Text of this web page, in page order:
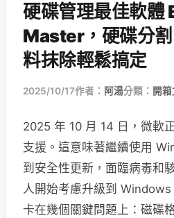
硬碟管理最佳軟
Master，硬碟分
料抹除輕鬆搞定
2025/10/17作者： 阿湯分類： 開箱
2025 年 10 月 14 日，微軟
支援。這意味著繼續使用
到安全性更新，面臨病毒和
人開始考慮升級到
卡在幾個關鍵問題上：磁碟